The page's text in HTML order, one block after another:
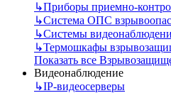
↳Приборы приемно-
↳Система ОПС
↳Системы
↳Термошкафы
Показать все
Видеонаблюдение
↳IP-видеосерверы